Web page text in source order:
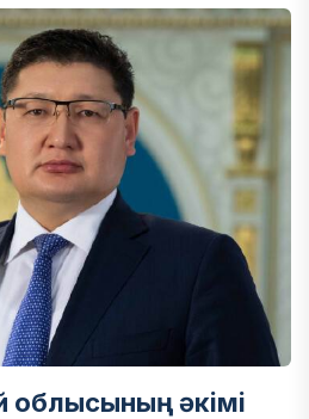
облысының әкімі